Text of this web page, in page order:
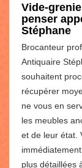
Vide-
penser
Stéphane
Brocanteur
Antiquaire
souhaitent
récupérer
ne vous en
les meubles
et de leur état.
plus détaillées